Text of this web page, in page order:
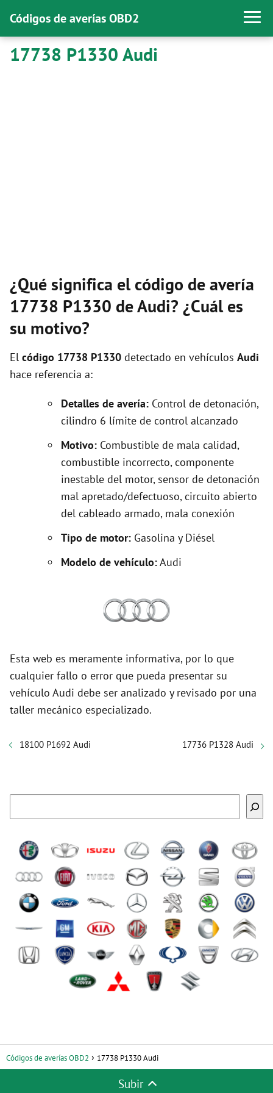
Códigos de averías OBD2
17738 P1330 Audi
¿Qué significa el código de avería
17738 P1330 de Audi? ¿Cuál es
su motivo?
El código 17738 P1330 detectado en vehículos Audi
hace referencia a:
Detalles de avería: Control de detonación,
cilindro 6 límite de control alcanzado
Motivo: Combustible de mala calidad,
combustible incorrecto, componente
inestable del motor, sensor de detonación
mal apretado/defectuoso, circuito abierto
del cableado armado, mala conexión
Tipo de motor: Gasolina y Diésel
Modelo de vehículo:Audi
Esta web es meramente informativa, por lo que
cualquier fallo o error que pueda presentar su
vehículo Audi debe ser analizado y revisado por una
taller mecánico especializado.
18100 P1692 Audi 17736 P1328 Audi
Códigos de averías OBD2 17738 P1330 Audi
Subir